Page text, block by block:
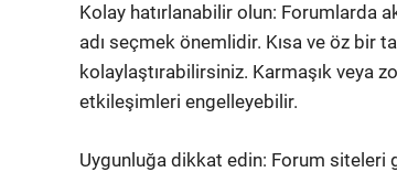
Kolay hatırlanabilir olun: Forumlarda
adı seçmek önemlidir. Kısa ve öz bir
kolaylaştırabilirsiniz. Karmaşık veya
etkileşimleri engelleyebilir.
Uygunluğa dikkat edin: Forum siteleri